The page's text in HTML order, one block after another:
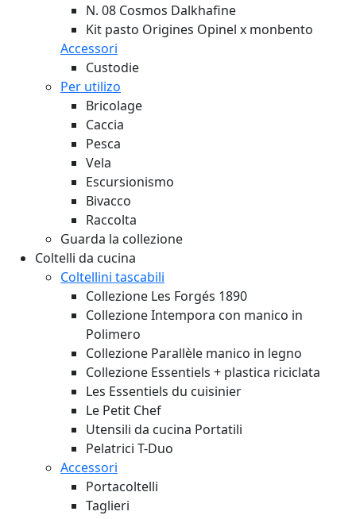
N. 08 Cosmos Dalkhafine
Kit pasto Origines Opinel x monbento
Accessori
Custodie
Per utilizo
Bricolage
Caccia
Pesca
Vela
Escursionismo
Bivacco
Raccolta
Guarda la collezione
Coltelli da cucina
Coltellini tascabili
Collezione Les Forgés 1890
Collezione Intempora con manico in
Polimero
Collezione Parallèle manico in legno
Collezione Essentiels + plastica riciclata
Les Essentiels du cuisinier
Le Petit Chef
Utensili da cucina Portatili
Pelatrici T-Duo
Accessori
Portacoltelli
Taglieri